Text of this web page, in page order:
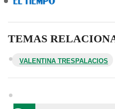
TEMAS
VALENTINA TRESPALACIOS